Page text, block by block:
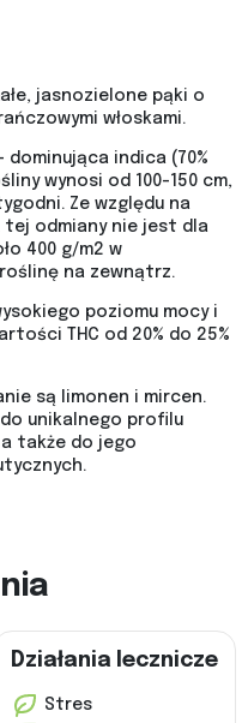
jasnozielone pąki o
włoskami.
dominująca indica (70%
wynosi od 100-150 cm,
Ze względu na
tej odmiany nie jest dla
400 g/m2 w
na zewnątrz.​
poziomu mocy i
THC od 20% do 25%
są limonen i mircen.
unikalnego profilu
także do jego
Działania lecznicze
Stres